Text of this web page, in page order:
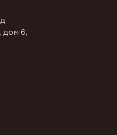
дом 6,